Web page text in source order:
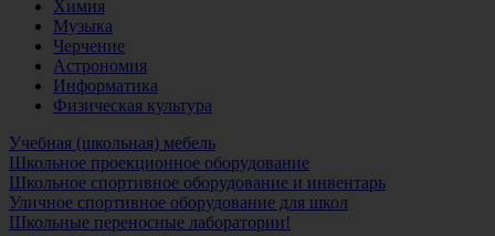
Химия
Музыка
Черчение
Астрономия
Информатика
Физическая культура
Учебная (школьная) мебель
Школьное проекционное оборудование
Школьное спортивное оборудование и инвентарь
Уличное спортивное оборудование для школ
Школьные переносные лаборатории!